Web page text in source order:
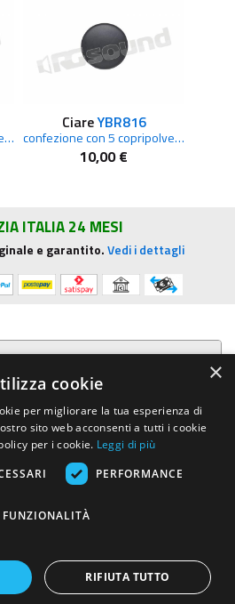
confezione con 5 copripolvere 68mm
CiareYBR816
confezione con 5 copripolvere 90mm
10,00 €
ITALIA 24 MESI
e garantito.Vedi i dettagli
- Partita IVA IT01002570529 REA SI-
113696
by: Advinser
×
cookie
per migliorare la tua esperienza di
sito web acconsenti a tutti i cookie
per i cookie. Leggi di più
PERFORMANCE
FUNZIONALITÀ
RIFIUTA TUTTO